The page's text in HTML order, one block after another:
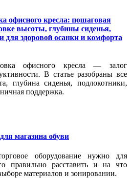
офисного кресла: пошаговая
высоты, глубины сиденья,
для здоровой осанки и комфорта
офисного кресла — залог
В статье разобраны все
глубина сиденья, подлокотники,
поддержка.
магазина обуви
оборудование нужно для
правильно расставить и на что
материалов и зонировании.